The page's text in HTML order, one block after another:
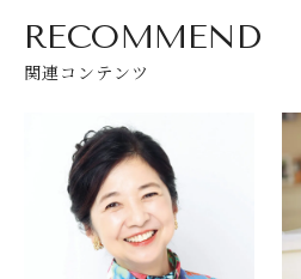
RECOMMEND
関連コンテンツ